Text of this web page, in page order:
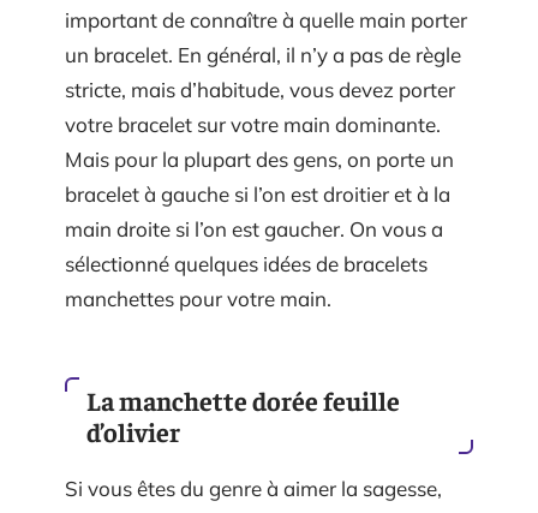
important de connaître à quelle main porter
un bracelet. En général, il n’y a pas de règle
stricte, mais d’habitude, vous devez porter
votre bracelet sur votre main dominante.
Mais pour la plupart des gens, on porte un
bracelet à gauche si l’on est droitier et à la
main droite si l’on est gaucher. On vous a
sélectionné quelques idées de bracelets
manchettes pour votre main.
La manchette dorée feuille
d’olivier
Si vous êtes du genre à aimer la sagesse,